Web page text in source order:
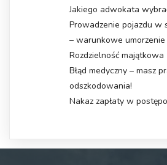
Jakiego adwokata
Prowadzenie pojazdu w
– warunkowe
Rozdzielność majątkowa
Błąd medyczny – masz
odszkodowania!
Nakaz zapłaty w